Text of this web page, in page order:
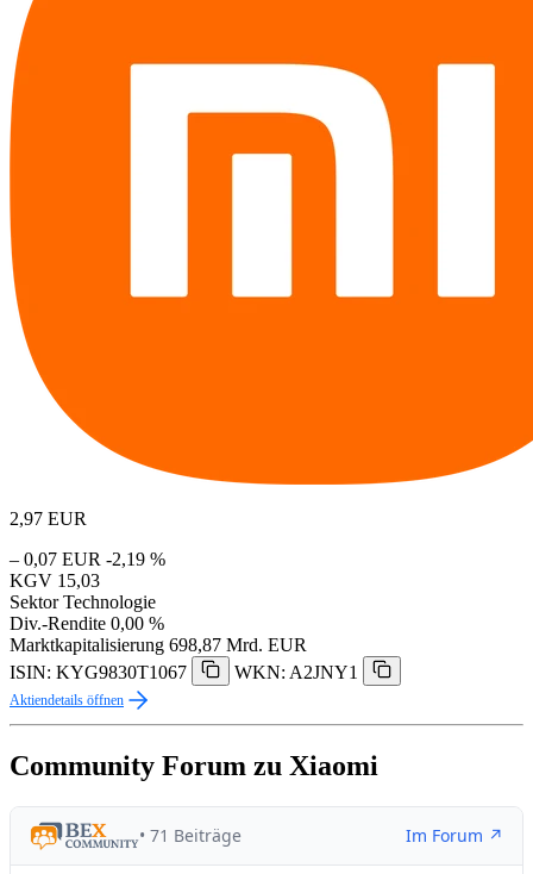
2,97 EUR
– 0,07 EUR -2,19 %
KGV 15,03
Sektor Technologie
Div.-Rendite 0,00 %
Marktkapitalisierung 698,87 Mrd. EUR
ISIN: KYG9830T1067
WKN: A2JNY1
Aktiendetails öffnen
Community Forum zu Xiaomi